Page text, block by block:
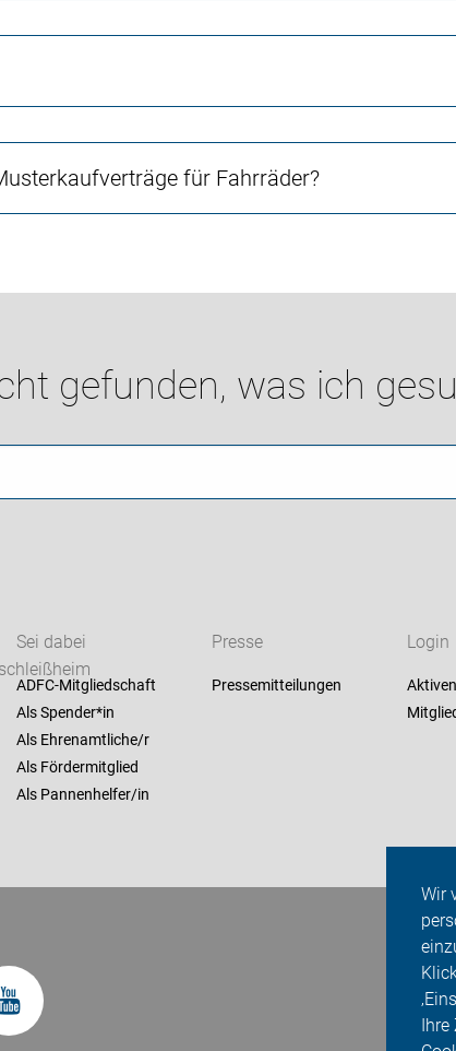
Wir
Ihre
für Fahrräder?
gefunden, was ich
Sei dabei
ADFC-Mitgliedschaft
Als Spender*in
Als Ehrenamtliche/r
Als Fördermitglied
Als Pannenhelfer/in
Presse
Pressemitteilungen
Login